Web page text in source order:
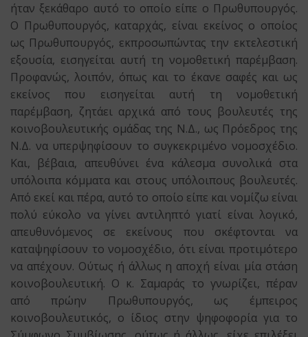
ήταν ξεκάθαρο αυτό το οποίο είπε ο Πρωθυπουργός.
Ο Πρωθυπουργός, καταρχάς, είναι εκείνος ο οποίος
ως Πρωθυπουργός, εκπροσωπώντας την εκτελεστική
εξουσία, εισηγείται αυτή τη νομοθετική παρέμβαση.
Προφανώς, λοιπόν, όπως και το έκανε σαφές και ως
εκείνος που εισηγείται αυτή τη νομοθετική
παρέμβαση, ζητάει αρχικά από τους βουλευτές της
κοινοβουλευτικής ομάδας της Ν.Δ., ως Πρόεδρος της
Ν.Δ. να υπερψηφίσουν το συγκεκριμένο νομοσχέδιο.
Και, βέβαια, απευθύνει ένα κάλεσμα συνολικά στα
υπόλοιπα κόμματα και στους υπόλοιπους βουλευτές.
Από εκεί και πέρα, αυτό το οποίο είπε και νομίζω είναι
πολύ εύκολο να γίνει αντιληπτό γιατί είναι λογικό,
απευθυνόμενος σε εκείνους που σκέφτονται να
καταψηφίσουν το νομοσχέδιο, ότι είναι προτιμότερο
να απέχουν. Ούτως ή άλλως η αποχή είναι μία στάση
κοινοβουλευτική. Ο κ. Σαμαράς το γνωρίζει, πέραν
από πρώην Πρωθυπουργός, ως έμπειρος
κοινοβουλευτικός, ο ίδιος στην ψηφοφορία για το